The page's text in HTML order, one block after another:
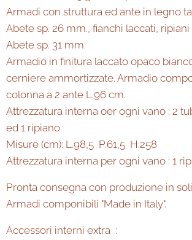
Armadi con struttura ed ante in legno
Abete sp. 26 mm., fianchi laccati,
Abete sp. 31 mm.
Armadio in finitura laccato opaco
cerniere ammortizzate. Armadio
colonna a 2 ante L.96 cm.
Attrezzatura interna oer ogni vano : 2
ed 1 ripiano.
Misure (cm): L.98,5 P.61,5 H.258
Attrezzatura interna per ogni vano : 1
Pronta consegna con produzione in soli
Armadi componibili "Made in Italy".
Accessori interni extra :